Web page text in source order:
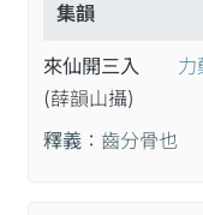
集韻
來仙開三入
(薛韻山攝)
力
釋義： 齒分骨也